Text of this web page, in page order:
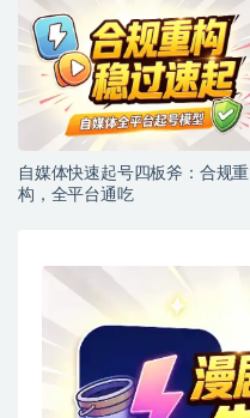
自媒体快速起号四板斧：合规重
构，全平台通吃